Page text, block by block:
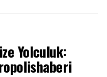
Tuncer, “Allahü Teala
affedilenlerden
TEŞEKKÜR
Yolculuk: